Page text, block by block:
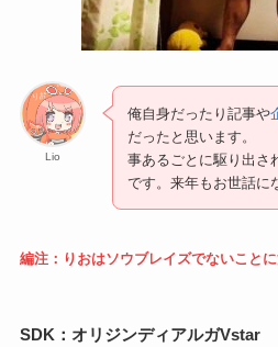
Lio
俺自身だったり記事や
だったと思います。
事あるごとに駆り出さ
です。来年もお世話に
編注：りおはソウブレイズでないことに
SDK： オリジンディアルガVstar